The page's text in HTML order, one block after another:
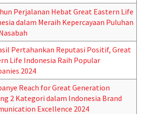
Perjalanan Hebat Great Eastern Life
dalam Meraih Kepercayaan Puluhan
Pertahankan Reputasi Positif, Great
Life Indonesia Raih Popular
2024
Reach for Great Generation
2 Kategori dalam Indonesia Brand
Excellence 2024